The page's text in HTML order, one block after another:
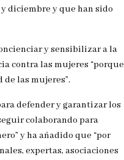
diciembre y que han sido
y sensibilizar a la
contra las mujeres “porque
las mujeres”.
defender y garantizar los
colaborando para
y ha añadido que “por
expertas, asociaciones